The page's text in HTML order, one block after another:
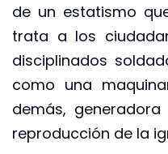
de un estatismo
trata a los
disciplinados
como una
demás,
reproducción de la